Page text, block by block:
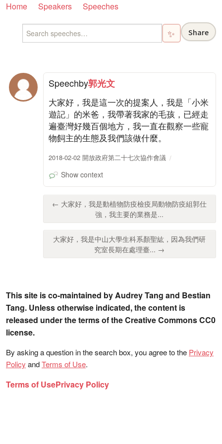
Home Speakers Speeches
✨ Share
Speechby郭光文
大家好，我是這一次的提案人，我是「小米
遊記」的米爸，我帶著我家的毛孩，已經走
遍臺灣好幾百個地方，我一直在觀察一些寵
物飼主的生態及我們該做什麼。
2018-02-02 開放政府第二十七次協作會議
Show context
← 大家好，我是動植物防疫檢疫局動物防疫組郭仕
強，我主要的業務是...
大家好，我是中山大學生科系顏聖紘，因為我們研
究室長期在處理臺... →
This site is co-maintained by Audrey Tang and Bestian
Tang. Unless otherwise indicated, the content is
released under the terms of the Creative Commons CC0
license.
By asking a question in the search box, you agree to the Privacy
Policy andTerms of Use.
Terms of UsePrivacy Policy